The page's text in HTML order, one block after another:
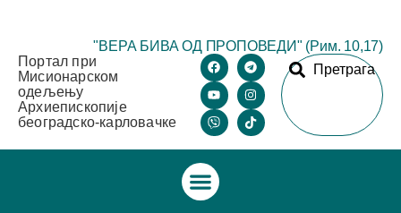
"ВЕРА БИВА ОД ПРОПОВЕДИ" (Рим. 10,17)
Портал при
Мисионарском
одељењу
Архиепископије
београдско-карловачке
Претрага